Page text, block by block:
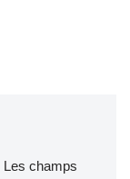
Les champs